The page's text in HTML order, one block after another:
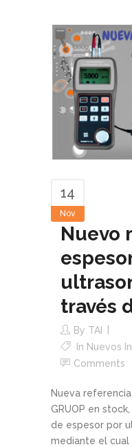
14
Nov
Nuevo
través
By TAI
In Nuevos
Comments
Nueva
GRUOP en
de espesor por
mediante el cual